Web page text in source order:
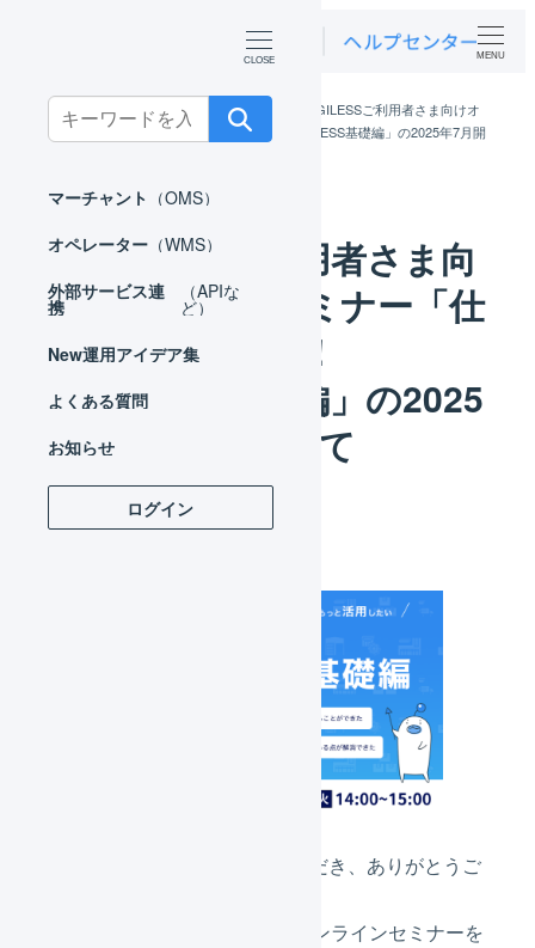
Search
for:
マーチャント （OMS）
オペレーター （WMS）
外部サービス連
携
（APIな
ど）
New運用アイデア集
よくある質問
お知らせ
ログイン
MENU
ホーム お知らせ ニュース
LOGILESSご利用者さま向けオ
ンラインセミナー「仕組みから学べる！LOGILESS基礎編」の2025年7月開
LOGILESSご利用者さま向
けオンラインセミナー「仕
組みから学べる！
LOGILESS基礎編」の2025
年7月開催について
投稿日
2025年07月15日 カテゴリー
いつもLOGILESSをご利用いただき、ありがとうご
ご契約中の利用者さま向けにオンラインセミナーを